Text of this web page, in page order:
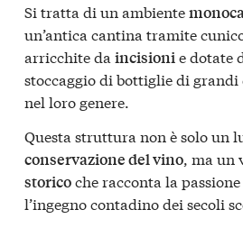
Si tratta di un ambiente
un’antica cantina tramite
arricchite da incisionie dotate
stoccaggio di bottiglie di
nel loro genere.
Questa struttura non è solo un
conservazione del vino, ma un
storicoche racconta la
l’ingegno contadino dei secoli